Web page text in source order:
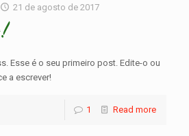
21 de agosto de 2017
Esse é o seu primeiro post. Edite-o ou
a escrever!
1 Read more